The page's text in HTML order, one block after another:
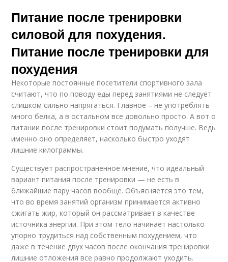
Питание после тренировки
силовой для похудения.
Питание после тренировки для
похудения
Некоторые постоянные посетители спортивного зала
считают, что по поводу еды перед занятиями не следует
слишком сильно напрягаться. Главное – не употреблять
много белка, а в остальном все довольно просто. А вот о
питании после тренировки стоит подумать получше. Ведь
именно оно определяет, насколько быстро уходят
лишние килограммы.
Существует распространенное мнение, что идеальный
вариант питания после тренировки — не есть в
ближайшие пару часов вообще. Объясняется это тем,
что во время занятий организм принимается активно
сжигать жир, который он рассматривает в качестве
источника энергии. При этом тело начинает настолько
упорно трудиться над собственным похудением, что
даже в течение двух часов после окончания тренировки
лишние отложения все равно продолжают уходить.